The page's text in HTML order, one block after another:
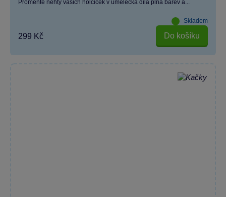
Proměňte nehty vašich holčiček v umělecká díla plná barev a...
Skladem
299 Kč Do košíku